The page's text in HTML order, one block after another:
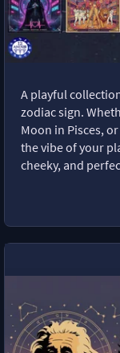
A playful
zodiac sign.
Moon in Pisces,
the vibe of your
cheeky, and